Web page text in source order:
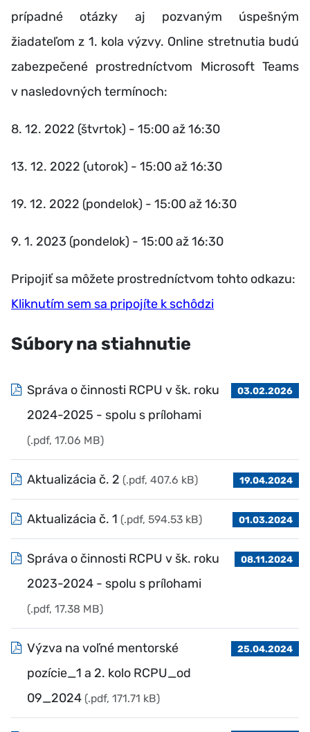
prípadné otázky aj pozvaným úspešným
žiadateľom z 1. kola výzvy. Online stretnutia budú
zabezpečené prostredníctvom Microsoft Teams
v nasledovných termínoch:
8. 12. 2022 (štvrtok) - 15:00 až 16:30
13. 12. 2022 (utorok) - 15:00 až 16:30
19. 12. 2022 (pondelok) - 15:00 až 16:30
9. 1. 2023 (pondelok) - 15:00 až 16:30
Pripojiť sa môžete prostredníctvom tohto odkazu:
Kliknutím sem sa pripojíte k schôdzi
Súbory na stiahnutie
Správa o činnosti RCPU v šk. roku
2024-2025 - spolu s prílohami
(.pdf, 17.06 MB)
03.02.2026
Aktualizácia č. 2 (.pdf, 407.6 kB) 19.04.2024
Aktualizácia č. 1 (.pdf, 594.53 kB) 01.03.2024
Správa o činnosti RCPU v šk. roku
2023-2024 - spolu s prílohami
(.pdf, 17.38 MB)
08.11.2024
Výzva na voľné mentorské
pozície_1 a 2. kolo RCPU_od
09_2024 (.pdf, 171.71 kB)
25.04.2024